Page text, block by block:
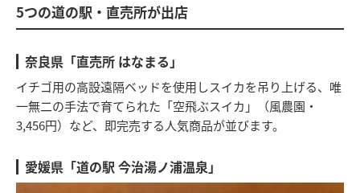
5つの道の駅・直売所が出店
奈良県「直売所 はなまる」
イチゴ用の高設遠隔ベッドを使用しスイカを吊り上げる、唯
一無二の手法で育てられた「空飛ぶスイカ」（風農園・
3,456円）など、即完売する人気商品が並びます。
愛媛県「道の駅 今治湯ノ浦温泉」